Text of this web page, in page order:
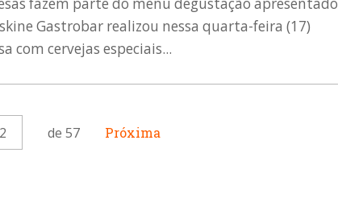
Gastrobar realizou nessa quarta-feira (17)
com cervejas especiais...
2 de 57 Próxima